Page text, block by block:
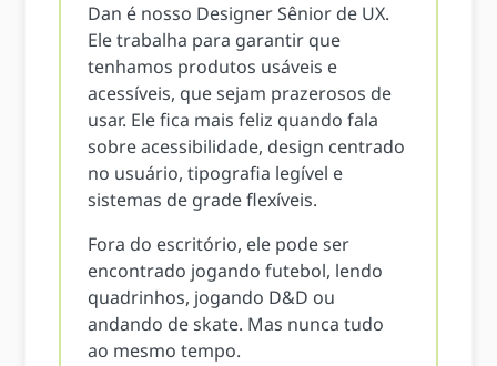
Dan é nosso Designer Sênior de UX.
Ele trabalha para garantir que
tenhamos produtos usáveis ​​e
acessíveis, que sejam prazerosos de
usar. Ele fica mais feliz quando fala
sobre acessibilidade, design centrado
no usuário, tipografia legível e
sistemas de grade flexíveis.
Fora do escritório, ele pode ser
encontrado jogando futebol, lendo
quadrinhos, jogando D&D ou
andando de skate. Mas nunca tudo
ao mesmo tempo.